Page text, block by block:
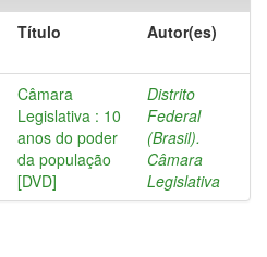
Título Autor(es)
Câmara
Legislativa : 10
anos do poder
da população
[DVD]
Distrito
Federal
(Brasil).
Câmara
Legislativa